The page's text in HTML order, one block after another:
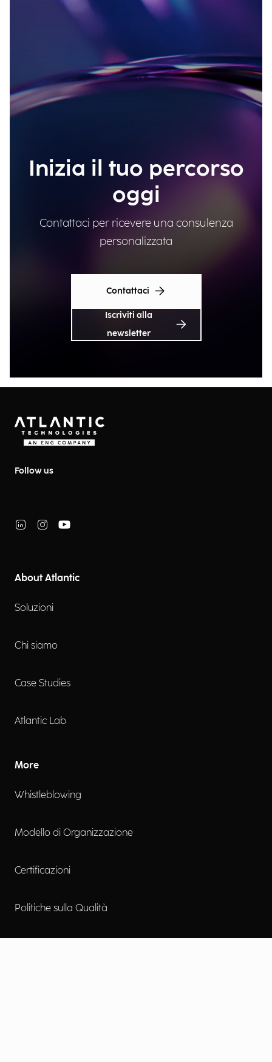
Inizia il tuo percorso
oggi
Contattaci per ricevere una consulenza
personalizzata
Contattaci
Iscriviti alla
newsletter
Follow us
About Atlantic
Soluzioni
Chi siamo
Case Studies
Atlantic Lab
More
Whistleblowing
Modello di Organizzazione
Certificazioni
Politiche sulla Qualità